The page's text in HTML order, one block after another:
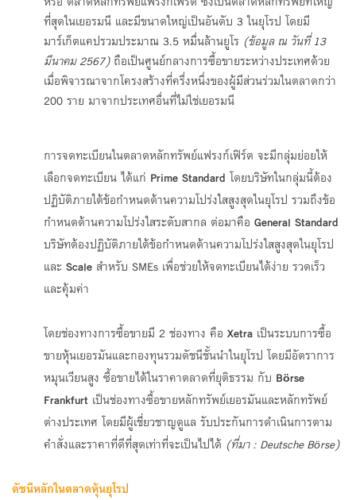
ที่สุดในเยอรมนี และมีขนาดใหญ่เป็นอันดับ 3 ในยุโรป โดยมี
มาร์เก็ตแคปรวมประมาณ 3.5 หมื่นล้านยูโร (ข้อมูล ณ วันที่13
มีนาคม 2567)ถือเป็นศูนย์กลางการซื้อขายระหว่างประเทศด้วย
เมื่อพิจารณาจากโครงสร้างที่ครึ่งหนึ่งของผู้มีส่วนร่วมในตลาดกว่า
200 ราย มาจากประเทศอื่นที่ไม่ใช่เยอรมนี
การจดทะเบียนในตลาดหลักทรัพย์แฟรงก์เฟิร์ต จะมีกลุ่มย่อยให้
เลือกจดทะเบียน ได้แก่ Prime Standard โดยบริษัทในกลุ่มนี้ต้อง
ปฏิบัติภายใต้ข้อกำหนดด้านความโปร่งใสสูงสุดในยุโรป รวมถึงข้อ
กำหนดด้านความโปร่งใสระดับสากล ต่อมาคือ General Standard
บริษัทต้องปฏิบัติภายใต้ข้อกำหนดด้านความโปร่งใสสูงสุดในยุโรป
และ Scale สำหรับ SMEs เพื่อช่วยให้จดทะเบียนได้ง่าย รวดเร็ว
และคุ้มค่า
โดยช่องทางการซื้อขายมี 2 ช่องทาง คือ Xetra เป็นระบบการซื้อ
ขายหุ้นเยอรมันและกองทุนรวมดัชนีชั้นนำในยุโรป โดยมีอัตราการ
หมุนเวียนสูง ซื้อขายได้ในราคาตลาดที่ยุติธรรม กับ Börse
Frankfurt เป็นช่องทางซื้อขายหลักทรัพย์เยอรมันและหลักทรัพย์
ต่างประเทศ โดยมีผู้เชี่ยวชาญดูแล รับประกันการดำเนินการตาม
คำสั่งและราคาที่ดีที่สุดเท่าที่จะเป็นไปได้ (ที่มา: Deutsche Börse)
ดัชนีหลักในตลาดหุ้นยุโรป